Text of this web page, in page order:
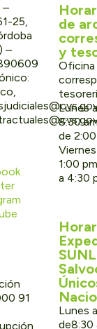
–
25,
–
91
de
y
Oficina
Lunes
8:30
de
1:00
a 4:30
Lunes
de8:30